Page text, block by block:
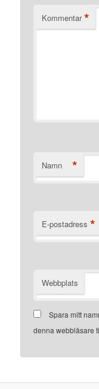
Kommentar *
Namn *
E-postadress *
Webbplats
Spara mitt
denna webbläsare